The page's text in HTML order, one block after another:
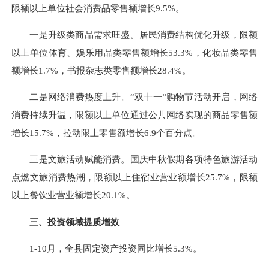
限额以上单位社会消费品零售额增长9.5%。
一是升级类商品需求旺盛。居民消费结构优化升级，限额
以上单位体育、娱乐用品类零售额增长53.3%，化妆品类零售
额增长1.7%，书报杂志类零售额增长28.4%。
二是网络消费热度上升。“双十一”购物节活动开启，网络
消费持续升温，限额以上单位通过公共网络实现的商品零售额
增长15.7%，拉动限上零售额增长6.9个百分点。
三是文旅活动赋能消费。国庆中秋假期各项特色旅游活动
点燃文旅消费热潮，限额以上住宿业营业额增长25.7%，限额
以上餐饮业营业额增长20.1%。
三、投资领域提质增效
1-10月，全县固定资产投资同比增长5.3%。